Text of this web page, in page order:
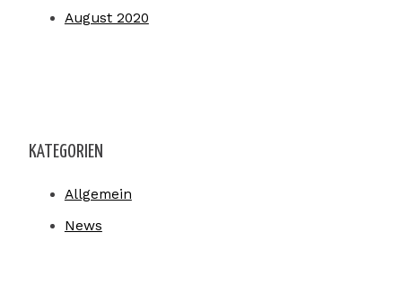
August 2020
KATEGORIEN
Allgemein
News